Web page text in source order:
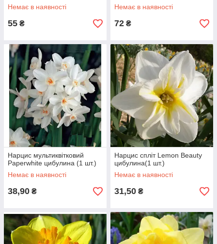
Немає в наявності
55 ₴
Немає в наявності
72 ₴
Нарцис мультиквітковий
Paperwhite цибулина (1 шт.)
Немає в наявності
38,90 ₴
Нарцис спліт Lemon Beauty
цибулина(1 шт.)
Немає в наявності
31,50 ₴